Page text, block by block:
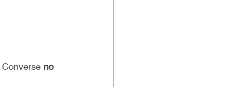
no